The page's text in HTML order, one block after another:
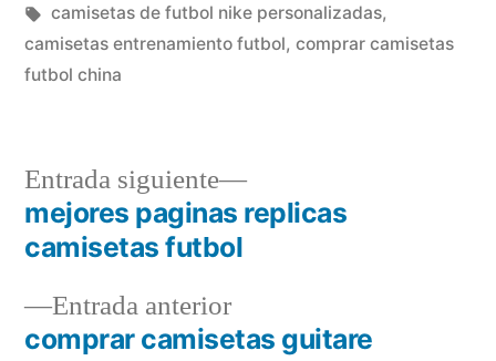
en
Etiquetas:
camisetas de futbol nike personalizadas,
camisetas entrenamiento futbol, comprar camisetas
futbol china
Navegación
entradas
Entrada anteriorEntrada
anterior:
comprar camisetas guitare
Entrada siguiente
Entrada
siguiente:
mejores paginas replicas
camisetas futbol